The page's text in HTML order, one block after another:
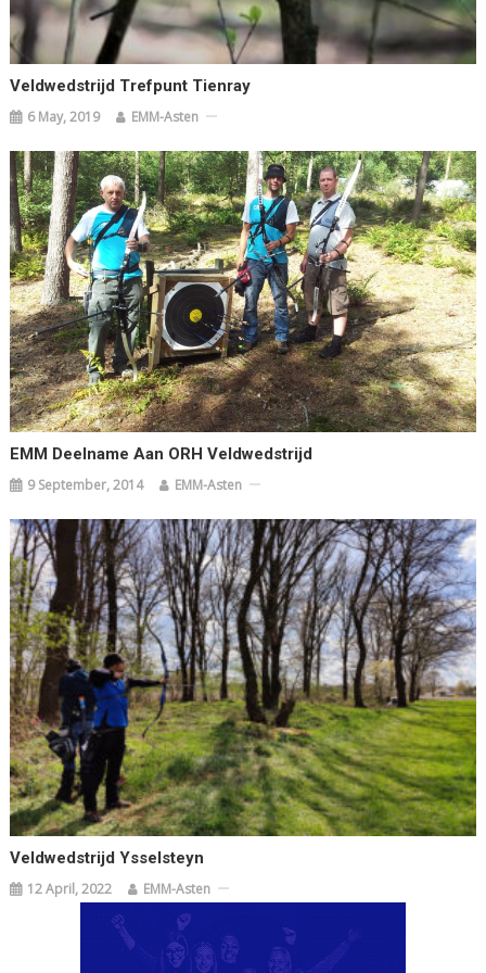
Veldwedstrijd Trefpunt Tienray
6 May, 2019 EMM-Asten
EMM Deelname Aan ORH Veldwedstrijd
9 September, 2014 EMM-Asten
Veldwedstrijd Ysselsteyn
12 April, 2022 EMM-Asten